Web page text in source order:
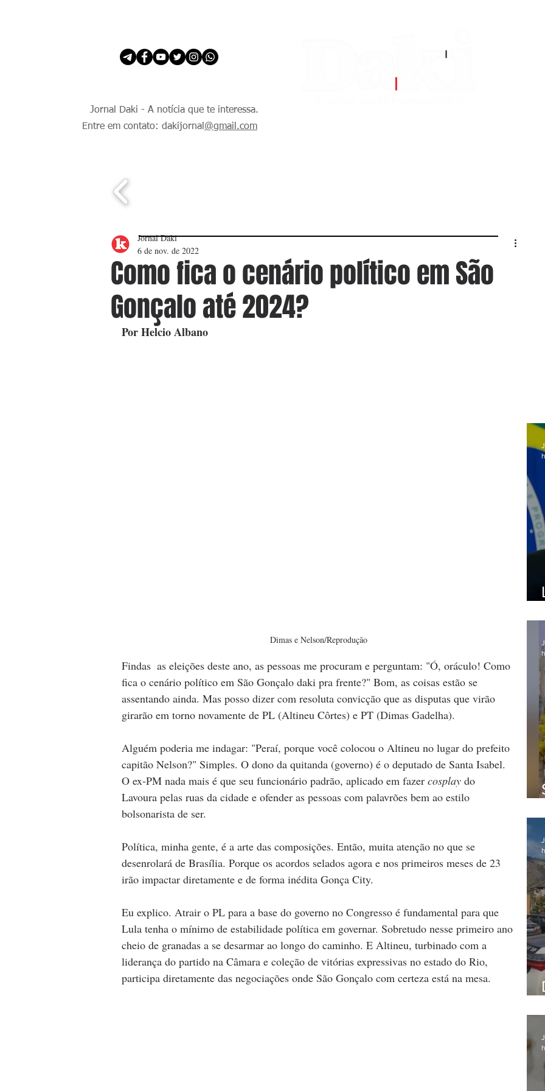
Jornal Daki - A notícia que te interessa.
Entre em contato: dakijornal @gmail.com
Como fica o cenário político em São
Gonçalo até 2024?
Jornal Daki
6 de nov. de 2022
Por Helcio Albano
Dimas e Nelson/Reprodução
Findas  as eleições deste ano, as pessoas me procuram e perguntam: "Ó, oráculo! Como
fica o cenário político em São Gonçalo daki pra frente?" Bom, as coisas estão se
assentando ainda. Mas posso dizer com resoluta convicção que as disputas que virão
girarão em torno novamente de PL (Altineu Côrtes) e PT (Dimas Gadelha).
Alguém poderia me indagar: "Peraí, porque você colocou o Altineu no lugar do prefeito
capitão Nelson?" Simples. O dono da quitanda (governo) é o deputado de Santa Isabel.
O ex-PM nada mais é que seu funcionário padrão, aplicado em fazer cosplay do
Lavoura pelas ruas da cidade e ofender as pessoas com palavrões bem ao estilo
bolsonarista de ser.
Política, minha gente, é a arte das composições. Então, muita atenção no que se
desenrolará de Brasília. Porque os acordos selados agora e nos primeiros meses de 23
irão impactar diretamente e de forma inédita Gonça City.
Eu explico. Atrair o PL para a base do governo no Congresso é fundamental para que
Lula tenha o mínimo de estabilidade política em governar. Sobretudo nesse primeiro ano
cheio de granadas a se desarmar ao longo do caminho. E Altineu, turbinado com a
liderança do partido na Câmara e coleção de vitórias expressivas no estado do Rio,
participa diretamente das negociações onde São Gonçalo com certeza está na mesa.